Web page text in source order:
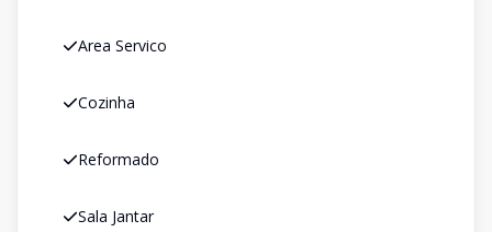
Area Servico
Cozinha
Reformado
Sala Jantar